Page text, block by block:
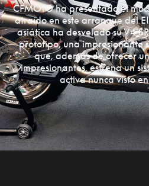
CFMOTO ha presentado el
atraído en este arranque del
asiática ha desvelado su V4
prototipo, una impresionante
que, además de ofrecer
impresionantes, estrena un
activa nunca visto